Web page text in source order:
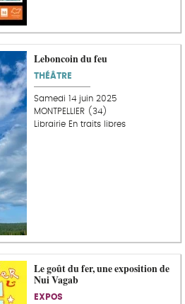
Leboncoin du feu
THÉÂTRE
Samedi 14 juin 2025
MONTPELLIER (34)
Librairie En traits libres
Le goût du fer, une exposition de
Nui Vagab
EXPOS